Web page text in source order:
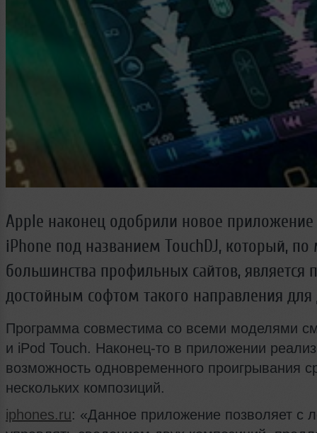
Apple наконец одобрили новое
iPhone под названием TouchDJ, который,
большинства профильных сайтов, является
достойным софтом такого направления для
Программа совместима со всеми моделями
и iPod Touch. Наконец-то в приложении
возможность одновременного проигрывания
нескольких композиций.
iphones.ru: «Данное приложение позволяет с